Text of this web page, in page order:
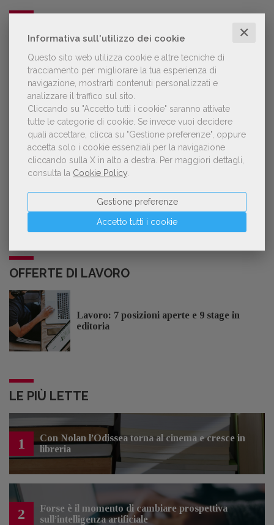
Informativa sull'utilizzo dei cookie ✕
Questo sito web utilizza cookie e altre tecniche di
tracciamento per migliorare la tua esperienza di
navigazione, mostrarti contenuti personalizzati e
analizzare il traffico sul sito.
Cliccando su "Accetto tutti i cookie" saranno attivate
tutte le categorie di cookie. Se invece vuoi decidere
quali accettare, clicca su "Gestione preferenze", oppure
accetta solo i cookie essenziali per la navigazione
cliccando sulla X in alto a destra. Per maggiori dettagli,
consulta la Cookie Policy
Accetto tutti i cookie
Gestione preferenze
Laura Ballestra confermata presidente
dell’Associazione Italiana Biblioteche
GDL TV
Lorenzo Armando (gruppo Piccoli editori
AIE): «Lavoriamo per tutelare chi, anche
su piccola scala, opera con un vero
approccio d'impresa»
OFFERTE DI LAVORO
Lavoro: 7 posizioni aperte e 9 stage in
editoria
LE PIÙ LETTE
1
Con Nolan l’Odissea torna al cinema e cresce in
libreria
2
Forse è il momento di cambiare prospettiva
sull’intelligenza artificiale